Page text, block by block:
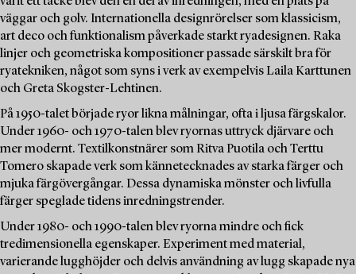
väggar och golv. Internationella designrörelser som klassicism,
art deco och funktionalism påverkade starkt ryadesignen. Raka
linjer och geometriska kompositioner passade särskilt bra för
ryatekniken, något som syns i verk av exempelvis Laila Karttunen
och Greta Skogster-Lehtinen.
På 1950-talet började ryor likna målningar, ofta i ljusa färgskalor.
Under 1960- och 1970-talen blev ryornas uttryck djärvare och
mer modernt. Textilkonstnärer som Ritva Puotila och Terttu
Tomero skapade verk som kännetecknades av starka färger och
mjuka färgövergångar. Dessa dynamiska mönster och livfulla
färger speglade tidens inredningstrender.
Under 1980- och 1990-talen blev ryorna mindre och fick
tredimensionella egenskaper. Experiment med material,
varierande lugghöjder och delvis användning av lugg skapade nya